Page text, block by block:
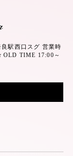
駅西口スグ 営業時
OLD TIME 17:00～